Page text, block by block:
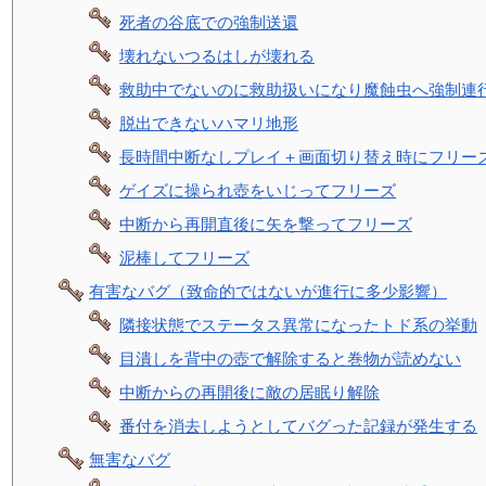
死者の谷底での強制送還
壊れないつるはしが壊れる
救助中でないのに救助扱いになり魔蝕虫へ強制連
脱出できないハマリ地形
長時間中断なしプレイ＋画面切り替え時にフリー
ゲイズに操られ壺をいじってフリーズ
中断から再開直後に矢を撃ってフリーズ
泥棒してフリーズ
有害なバグ（致命的ではないが進行に多少影響）
隣接状態でステータス異常になったトド系の挙動
目潰しを背中の壺で解除すると巻物が読めない
中断からの再開後に敵の居眠り解除
番付を消去しようとしてバグった記録が発生する
無害なバグ